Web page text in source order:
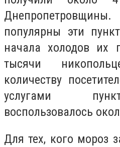
популярны эти
начала холодов их
тысячи
количеству
услугами
воспользовалось
Для тех, кого мороз